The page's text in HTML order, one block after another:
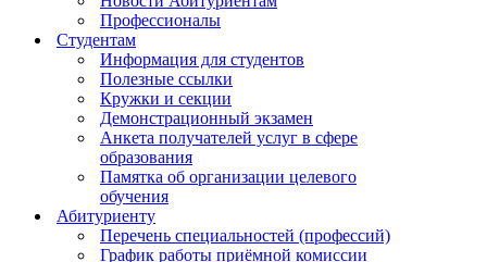
Профессионалы
Студентам
Информация для студентов
Полезные ссылки
Кружки и секции
Демонстрационный экзамен
Анкета получателей услуг в сфере
образования
Памятка об организации целевого
обучения
Абитуриенту
Перечень специальностей (профессий)
График работы приёмной комиссии